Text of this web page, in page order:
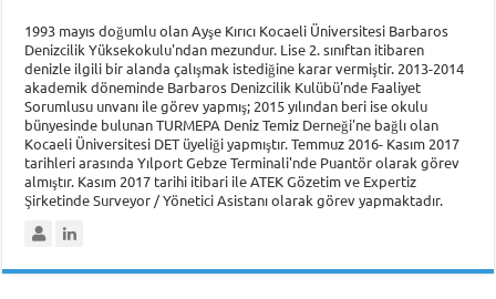
1993 mayıs doğumlu olan Ayşe Kırıcı Kocaeli Üniversitesi Barbaros
Denizcilik Yüksekokulu'ndan mezundur. Lise 2. sınıftan itibaren
denizle ilgili bir alanda çalışmak istediğine karar vermiştir. 2013-2014
akademik döneminde Barbaros Denizcilik Kulübü'nde Faaliyet
Sorumlusu unvanı ile görev yapmış; 2015 yılından beri ise okulu
bünyesinde bulunan TURMEPA Deniz Temiz Derneği'ne bağlı olan
Kocaeli Üniversitesi DET üyeliği yapmıştır. Temmuz 2016- Kasım 2017
tarihleri arasında Yılport Gebze Terminali'nde Puantör olarak görev
almıştır. Kasım 2017 tarihi itibari ile ATEK Gözetim ve Expertiz
Şirketinde Surveyor / Yönetici Asistanı olarak görev yapmaktadır.